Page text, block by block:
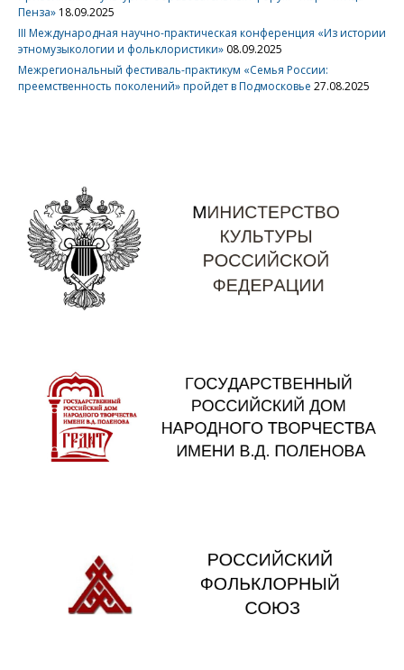
Пенза» 18.09.2025
III Международная научно-практическая конференция «Из истории
этномузыкологии и фольклористики» 08.09.2025
Межрегиональный фестиваль-практикум «Семья России:
преемственность поколений» пройдет в Подмосковье 27.08.2025